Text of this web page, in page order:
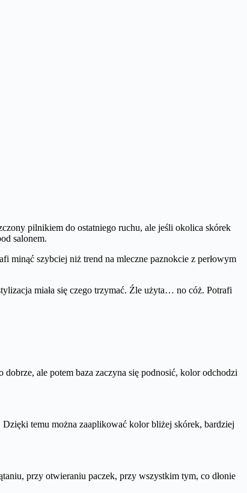
pilnikiem do ostatniego ruchu, ale jeśli okolica skórek
salonem.
minąć szybciej niż trend na mleczne paznokcie z perłowym
miała się czego trzymać. Źle użyta… no cóż. Potrafi
ale potem baza zaczyna się podnosić, kolor odchodzi
temu można zaaplikować kolor bliżej skórek, bardziej
przy otwieraniu paczek, przy wszystkim tym, co dłonie